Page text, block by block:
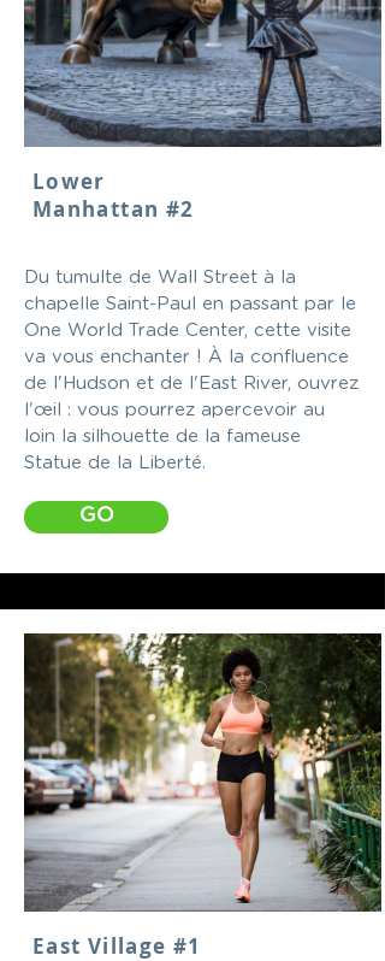
Lower
Manhattan #2
Du tumulte de Wall Street à la
chapelle Saint-Paul en passant par le
One World Trade Center, cette visite
va vous enchanter ! À la confluence
de l'Hudson et de l'East River, ouvrez
l'œil : vous pourrez apercevoir au
loin la silhouette de la fameuse
Statue de la Liberté.
GO
East Village #1